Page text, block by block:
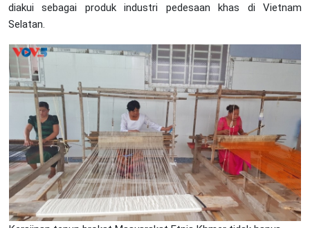
diakui sebagai produk industri pedesaan khas di Vietnam
Selatan.